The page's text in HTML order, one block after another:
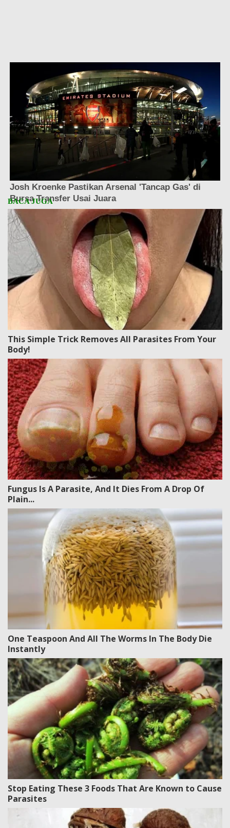
This Simple Trick Removes All Parasites From Your
Body!
Fungus Is A Parasite, And It Dies From A Drop Of
Plain...
One Teaspoon And All The Worms In The Body Die
Instantly
Stop Eating These 3 Foods That Are Known to Cause
Parasites